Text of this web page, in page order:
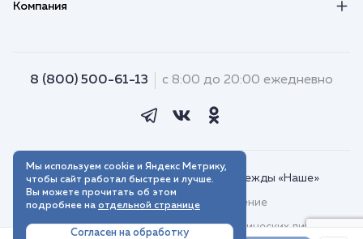
Компания
8 (800) 500-61-13 с 8:00 до 20:00 ежедневно
© 2018–2026. Интернет-магазин одежды «Наше»
Пользовательское соглашение
Договор присоединения для юридических лиц
Мы используем cookie и Яндекс Метрику,
чтобы сайт работал быстрее и лучше.
Вы можете прочитать об этом
подробнее на отдельной странице
Согласен на обработку